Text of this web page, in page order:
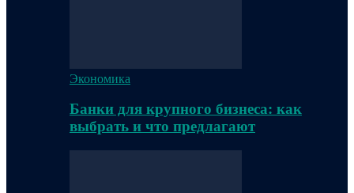
Экономика
Банки для крупного бизнеса: как
выбрать и что предлагают